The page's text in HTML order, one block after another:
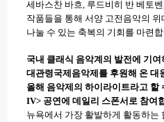
세바스찬 바흐, 루드비히 반 베토
작품들을 통해서양 고전음악의
나눌 수 있는 축복의 기회를 마련
국내 클래식 음악계의 발전에 기여
대관령국제음악제를 후원해 온 대
올해 음악제의 하이라이트라고 할
IV> 공연에 데일리 스폰서로 참여
뉴욕에서 가장 활발하게 활동하는